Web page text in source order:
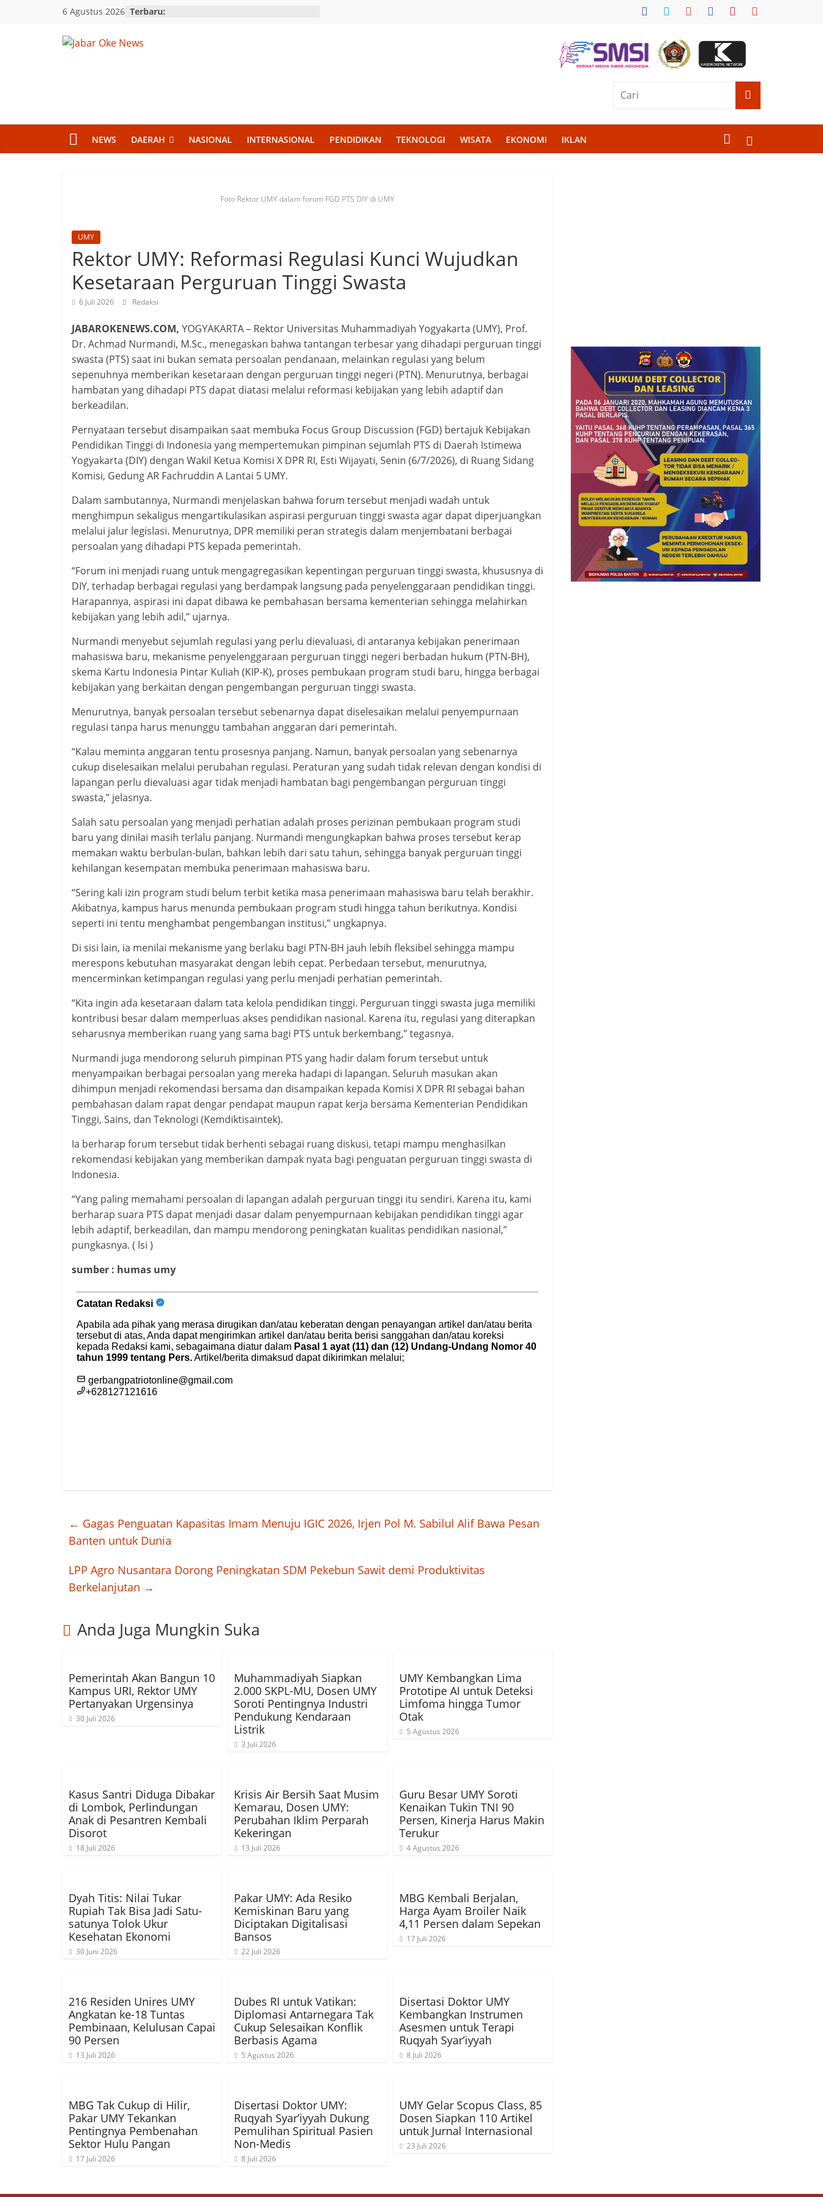
6 Agustus 2026 Terbaru:
News
Berita
NEWS DAERAH NASIONAL INTERNASIONAL PENDIDIKAN TEKNOLOGI WISATA EKONOMI IKLAN
Foto Rektor UMY dalam forum FGD PTS DIY di UMY
UMY
Rektor UMY: Reformasi Regulasi Kunci Wujudkan
Kesetaraan Perguruan Tinggi Swasta
6 Juli 2026 Redaksi
JABAROKENEWS.COM, YOGYAKARTA – Rektor Universitas Muhammadiyah Yogyakarta (UMY), Prof.
Dr. Achmad Nurmandi, M.Sc., menegaskan bahwa tantangan terbesar yang dihadapi perguruan tinggi
swasta (PTS) saat ini bukan semata persoalan pendanaan, melainkan regulasi yang belum
sepenuhnya memberikan kesetaraan dengan perguruan tinggi negeri (PTN). Menurutnya, berbagai
hambatan yang dihadapi PTS dapat diatasi melalui reformasi kebijakan yang lebih adaptif dan
berkeadilan.
Pernyataan tersebut disampaikan saat membuka Focus Group Discussion (FGD) bertajuk Kebijakan
Pendidikan Tinggi di Indonesia yang mempertemukan pimpinan sejumlah PTS di Daerah Istimewa
Yogyakarta (DIY) dengan Wakil Ketua Komisi X DPR RI, Esti Wijayati, Senin (6/7/2026), di Ruang Sidang
Komisi, Gedung AR Fachruddin A Lantai 5 UMY.
Dalam sambutannya, Nurmandi menjelaskan bahwa forum tersebut menjadi wadah untuk
menghimpun sekaligus mengartikulasikan aspirasi perguruan tinggi swasta agar dapat diperjuangkan
melalui jalur legislasi. Menurutnya, DPR memiliki peran strategis dalam menjembatani berbagai
persoalan yang dihadapi PTS kepada pemerintah.
“Forum ini menjadi ruang untuk mengagregasikan kepentingan perguruan tinggi swasta, khususnya di
DIY, terhadap berbagai regulasi yang berdampak langsung pada penyelenggaraan pendidikan tinggi.
Harapannya, aspirasi ini dapat dibawa ke pembahasan bersama kementerian sehingga melahirkan
kebijakan yang lebih adil,” ujarnya.
Nurmandi menyebut sejumlah regulasi yang perlu dievaluasi, di antaranya kebijakan penerimaan
mahasiswa baru, mekanisme penyelenggaraan perguruan tinggi negeri berbadan hukum (PTN-BH),
skema Kartu Indonesia Pintar Kuliah (KIP-K), proses pembukaan program studi baru, hingga berbagai
kebijakan yang berkaitan dengan pengembangan perguruan tinggi swasta.
Menurutnya, banyak persoalan tersebut sebenarnya dapat diselesaikan melalui penyempurnaan
regulasi tanpa harus menunggu tambahan anggaran dari pemerintah.
“Kalau meminta anggaran tentu prosesnya panjang. Namun, banyak persoalan yang sebenarnya
cukup diselesaikan melalui perubahan regulasi. Peraturan yang sudah tidak relevan dengan kondisi di
lapangan perlu dievaluasi agar tidak menjadi hambatan bagi pengembangan perguruan tinggi
swasta,” jelasnya.
Salah satu persoalan yang menjadi perhatian adalah proses perizinan pembukaan program studi
baru yang dinilai masih terlalu panjang. Nurmandi mengungkapkan bahwa proses tersebut kerap
memakan waktu berbulan-bulan, bahkan lebih dari satu tahun, sehingga banyak perguruan tinggi
kehilangan kesempatan membuka penerimaan mahasiswa baru.
“Sering kali izin program studi belum terbit ketika masa penerimaan mahasiswa baru telah berakhir.
Akibatnya, kampus harus menunda pembukaan program studi hingga tahun berikutnya. Kondisi
seperti ini tentu menghambat pengembangan institusi,” ungkapnya.
Di sisi lain, ia menilai mekanisme yang berlaku bagi PTN-BH jauh lebih fleksibel sehingga mampu
merespons kebutuhan masyarakat dengan lebih cepat. Perbedaan tersebut, menurutnya,
mencerminkan ketimpangan regulasi yang perlu menjadi perhatian pemerintah.
“Kita ingin ada kesetaraan dalam tata kelola pendidikan tinggi. Perguruan tinggi swasta juga memiliki
kontribusi besar dalam memperluas akses pendidikan nasional. Karena itu, regulasi yang diterapkan
seharusnya memberikan ruang yang sama bagi PTS untuk berkembang,” tegasnya.
Nurmandi juga mendorong seluruh pimpinan PTS yang hadir dalam forum tersebut untuk
menyampaikan berbagai persoalan yang mereka hadapi di lapangan. Seluruh masukan akan
dihimpun menjadi rekomendasi bersama dan disampaikan kepada Komisi X DPR RI sebagai bahan
pembahasan dalam rapat dengar pendapat maupun rapat kerja bersama Kementerian Pendidikan
Tinggi, Sains, dan Teknologi (Kemdiktisaintek).
Ia berharap forum tersebut tidak berhenti sebagai ruang diskusi, tetapi mampu menghasilkan
rekomendasi kebijakan yang memberikan dampak nyata bagi penguatan perguruan tinggi swasta di
Indonesia.
“Yang paling memahami persoalan di lapangan adalah perguruan tinggi itu sendiri. Karena itu, kami
berharap suara PTS dapat menjadi dasar dalam penyempurnaan kebijakan pendidikan tinggi agar
lebih adaptif, berkeadilan, dan mampu mendorong peningkatan kualitas pendidikan nasional,”
pungkasnya. ( lsi )
sumber : humas umy
← Gagas Penguatan Kapasitas Imam Menuju IGIC 2026, Irjen Pol M. Sabilul Alif Bawa Pesan
Banten untuk Dunia
LPP Agro Nusantara Dorong Peningkatan SDM Pekebun Sawit demi Produktivitas
Berkelanjutan →
Anda Juga Mungkin Suka
Pemerintah Akan Bangun 10
Kampus URI, Rektor UMY
Pertanyakan Urgensinya
30 Juli 2026
Muhammadiyah Siapkan
2.000 SKPL-MU, Dosen UMY
Soroti Pentingnya Industri
Pendukung Kendaraan
Listrik
3 Juli 2026
UMY Kembangkan Lima
Prototipe AI untuk Deteksi
Limfoma hingga Tumor
Otak
5 Agustus 2026
Kasus Santri Diduga Dibakar
di Lombok, Perlindungan
Anak di Pesantren Kembali
Disorot
18 Juli 2026
Krisis Air Bersih Saat Musim
Kemarau, Dosen UMY:
Perubahan Iklim Perparah
Kekeringan
13 Juli 2026
Guru Besar UMY Soroti
Kenaikan Tukin TNI 90
Persen, Kinerja Harus Makin
Terukur
4 Agustus 2026
Dyah Titis: Nilai Tukar
Rupiah Tak Bisa Jadi Satu-
satunya Tolok Ukur
Kesehatan Ekonomi
30 Juni 2026
Pakar UMY: Ada Resiko
Kemiskinan Baru yang
Diciptakan Digitalisasi
Bansos
22 Juli 2026
MBG Kembali Berjalan,
Harga Ayam Broiler Naik
4,11 Persen dalam Sepekan
17 Juli 2026
216 Residen Unires UMY
Angkatan ke-18 Tuntas
Pembinaan, Kelulusan Capai
90 Persen
13 Juli 2026
Dubes RI untuk Vatikan:
Diplomasi Antarnegara Tak
Cukup Selesaikan Konflik
Berbasis Agama
5 Agustus 2026
Disertasi Doktor UMY
Kembangkan Instrumen
Asesmen untuk Terapi
Ruqyah Syar’iyyah
8 Juli 2026
MBG Tak Cukup di Hilir,
Pakar UMY Tekankan
Pentingnya Pembenahan
Sektor Hulu Pangan
17 Juli 2026
Disertasi Doktor UMY:
Ruqyah Syar’iyyah Dukung
Pemulihan Spiritual Pasien
Non-Medis
8 Juli 2026
UMY Gelar Scopus Class, 85
Dosen Siapkan 110 Artikel
untuk Jurnal Internasional
23 Juli 2026